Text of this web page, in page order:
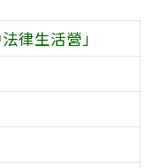
律生活營」